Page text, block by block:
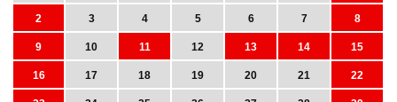
2
3 4 5 6 7
8
9
10 11 12 13 14
15
16
17 18 19 20 21
22